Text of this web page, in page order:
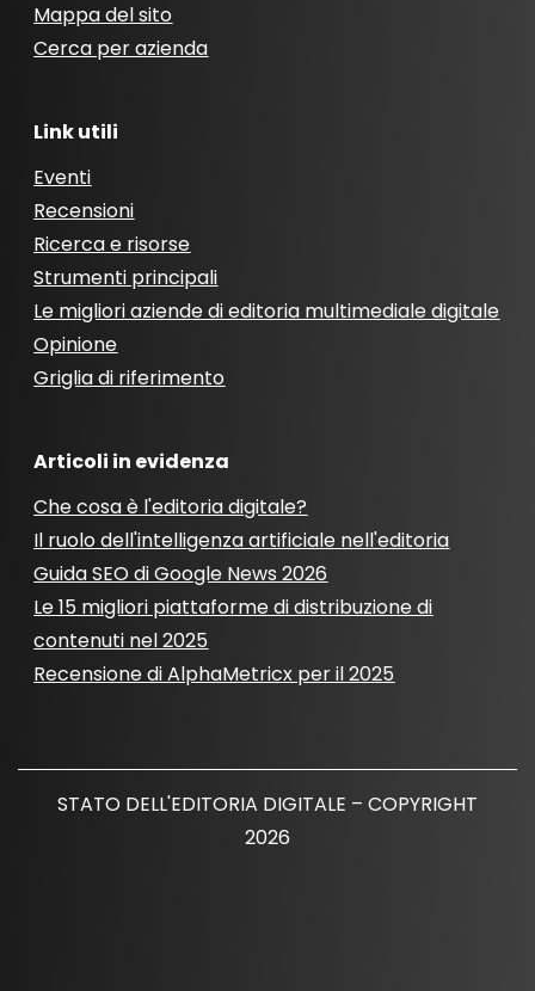
Mappa del sito
Cerca per azienda
Link utili
Eventi
Recensioni
Ricerca e risorse
Strumenti principali
Le migliori aziende di editoria multimediale digitale
Opinione
Griglia di riferimento
Articoli in evidenza
Che cosa è l'editoria digitale?
Il ruolo dell'intelligenza artificiale nell'editoria
Guida SEO di Google News 2026
Le 15 migliori piattaforme di distribuzione di
contenuti nel 2025
Recensione di AlphaMetricx per il 2025
STATO DELL'EDITORIA DIGITALE – COPYRIGHT
2026